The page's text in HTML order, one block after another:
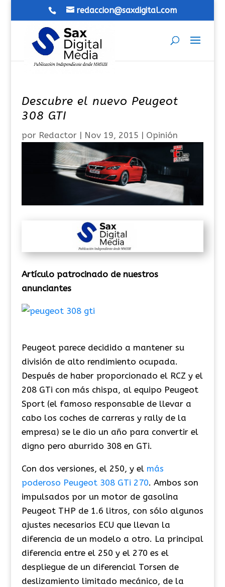
redaccion@saxdigital.com
Descubre el nuevo Peugeot
308 GTI
por Redactor| Nov 19, 2015 | Opinión
Artículo patrocinado de nuestros
anunciantes
Peugeot parece decidido a mantener su
división de alto rendimiento ocupada.
Después de haber proporcionado el RCZ y el
208 GTi con más chispa, al equipo Peugeot
Sport (el famoso responsable de llevar a
cabo los coches de carreras y rally de la
empresa) se le dio un año para convertir el
digno pero aburrido 308 en GTi.
Con dos versiones, el 250, y el más
poderoso Peugeot 308 GTi 270. Ambos son
impulsados por un motor de gasolina
Peugeot THP de 1.6 litros, con sólo algunos
ajustes necesarios ECU que llevan la
diferencia de un modelo a otro. La principal
diferencia entre el 250 y el 270 es el
despliegue de un diferencial Torsen de
deslizamiento limitado mecánico, de la